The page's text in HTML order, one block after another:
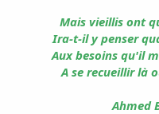
Un enfant,ça
Ça a pris votre
Mais vieillis ont
Ira-t-il y penser
Aux besoins qu'il
A se recueillir là
Ahmed